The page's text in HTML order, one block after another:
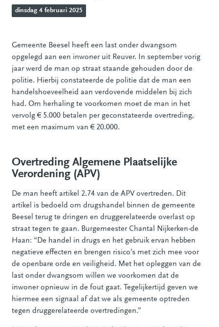
dinsdag 4 februari 2025
Gemeente Beesel heeft een last onder dwangsom
opgelegd aan een inwoner uit Reuver. In september vorig
jaar werd de man op straat staande gehouden door de
politie. Hierbij constateerde de politie dat de man een
handelshoeveelheid aan verdovende middelen bij zich
had. Om herhaling te voorkomen moet de man in het
vervolg € 5.000 betalen per geconstateerde overtreding,
met een maximum van € 20.000.
Overtreding Algemene Plaatselijke
Verordening (APV)
De man heeft artikel 2.74 van de APV overtreden. Dit
artikel is bedoeld om drugshandel binnen de gemeente
Beesel terug te dringen en druggerelateerde overlast op
straat tegen te gaan. Burgemeester Chantal Nijkerken-de
Haan: “De handel in drugs en het gebruik ervan hebben
negatieve effecten en brengen risico’s met zich mee voor
de openbare orde en veiligheid. Met het opleggen van de
last onder dwangsom willen we voorkomen dat de
inwoner opnieuw in de fout gaat. Tegelijkertijd geven we
hiermee een signaal af dat we als gemeente optreden
tegen druggerelateerde overtredingen.”